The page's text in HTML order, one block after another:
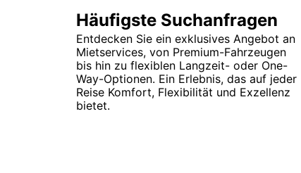
Häufigste Suchanfragen
Entdecken Sie ein exklusives Angebot an
Mietservices, von Premium-Fahrzeugen
bis hin zu flexiblen Langzeit- oder One-
Way-Optionen. Ein Erlebnis, das auf jeder
Reise Komfort, Flexibilität und Exzellenz
bietet.